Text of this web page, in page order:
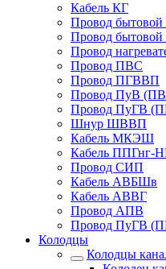
Кабель КГ
Провод
Провод
Провод
Провод ПВС
Провод ПГВВП
Провод ПуВ
Провод ПуГВ
Шнур ШВВП
Кабель МКЭШ
Кабель ППГнг-
Провод СИП
Кабель АВБШв
Кабель АВВГ
Провод АПВ
Провод ПуГВ
Колодцы
Колодцы